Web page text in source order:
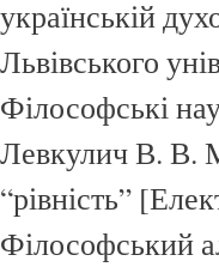
українській
Львівського
Філософські
Левкулич В. В.
“рівність”
Філософський